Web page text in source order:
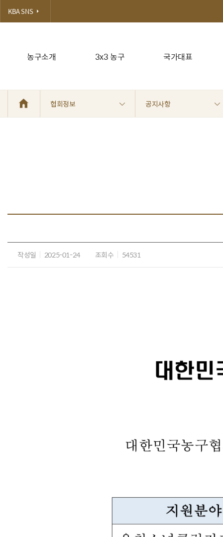
농구소개 3x3 농구 국가대표
KBA SNS
협회정보 공지사항
작성일 2025-01-24 조회수 54531